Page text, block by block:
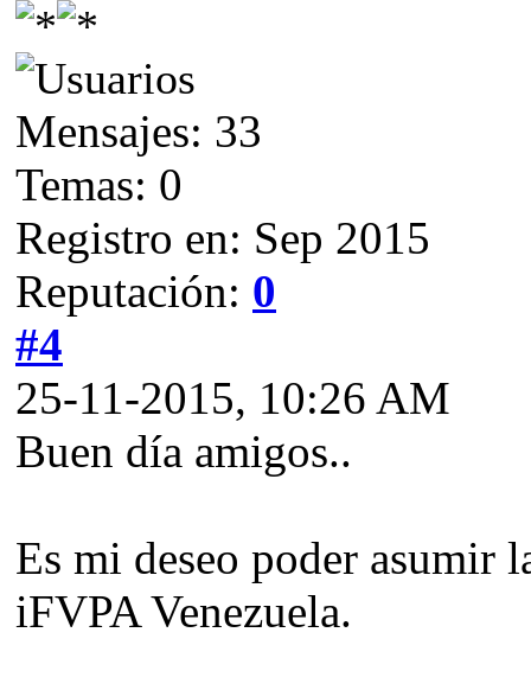
Mensajes: 33
Temas: 0
Registro en: Sep 2015
Reputación: 0
#4
25-11-2015, 10:26 AM
Buen día amigos..
Es mi deseo poder asumir
iFVPA Venezuela.